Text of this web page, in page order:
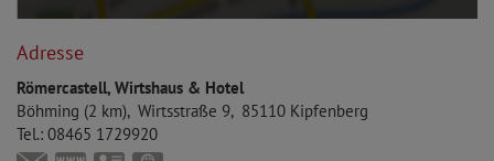
Adresse
Römercastell, Wirtshaus & Hotel
Böhming (2 km) Wirtsstraße 9 85110 Kipfenberg
Tel.: 08465 1729920